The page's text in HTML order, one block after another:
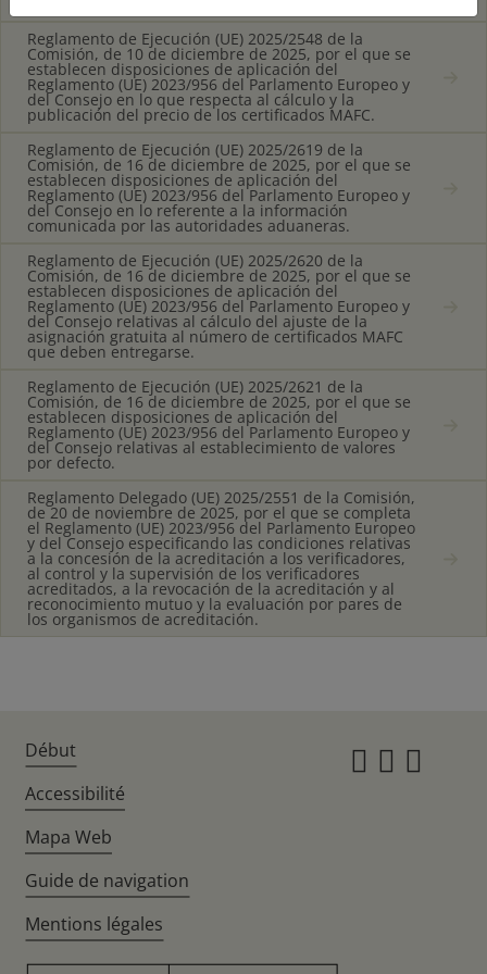
Reglamento de Ejecución (UE) 2025/2548 de la
Comisión, de 10 de diciembre de 2025, por el que se
establecen disposiciones de aplicación del
Reglamento (UE) 2023/956 del Parlamento Europeo y
del Consejo en lo que respecta al cálculo y la
publicación del precio de los certificados MAFC.
Reglamento de Ejecución (UE) 2025/2619 de la
Comisión, de 16 de diciembre de 2025, por el que se
establecen disposiciones de aplicación del
Reglamento (UE) 2023/956 del Parlamento Europeo y
del Consejo en lo referente a la información
comunicada por las autoridades aduaneras.
Reglamento de Ejecución (UE) 2025/2620 de la
Comisión, de 16 de diciembre de 2025, por el que se
establecen disposiciones de aplicación del
Reglamento (UE) 2023/956 del Parlamento Europeo y
del Consejo relativas al cálculo del ajuste de la
asignación gratuita al número de certificados MAFC
que deben entregarse.
Reglamento de Ejecución (UE) 2025/2621 de la
Comisión, de 16 de diciembre de 2025, por el que se
establecen disposiciones de aplicación del
Reglamento (UE) 2023/956 del Parlamento Europeo y
del Consejo relativas al establecimiento de valores
por defecto.
Reglamento Delegado (UE) 2025/2551 de la Comisión,
de 20 de noviembre de 2025, por el que se completa
el Reglamento (UE) 2023/956 del Parlamento Europeo
y del Consejo especificando las condiciones relativas
a la concesión de la acreditación a los verificadores,
al control y la supervisión de los verificadores
acreditados, a la revocación de la acreditación y al
reconocimiento mutuo y la evaluación por pares de
los organismos de acreditación.
Début
Accessibilité
Mapa Web
Guide de navigation
Mentions légales